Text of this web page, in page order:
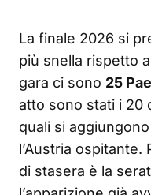
La finale 2026 si
più snella rispetto
gara ci sono 25
atto sono stati i 20
quali si
l’Austria ospitante.
di stasera è la